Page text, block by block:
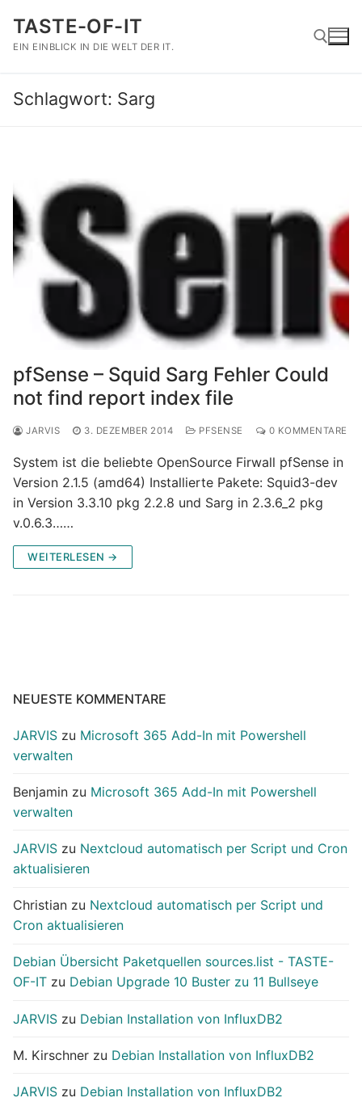
Inhalt
springen
TASTE-OF-IT
EIN EINBLICK IN DIE WELT DER IT.
Schlagwort: Sarg
pfSense – Squid Sarg Fehler Could
not find report index file
JARVIS 3. DEZEMBER 2014 PFSENSE 0 KOMMENTARE
System ist die beliebte OpenSource Firwall pfSense in
Version 2.1.5 (amd64) Installierte Pakete: Squid3-dev
in Version 3.3.10 pkg 2.2.8 und Sarg in 2.3.6_2 pkg
v.0.6.3……
WEITERLESEN →
NEUESTE KOMMENTARE
JARVIS zu Microsoft 365 Add-In mit Powershell
verwalten
Benjamin zu Microsoft 365 Add-In mit Powershell
verwalten
JARVIS zu Nextcloud automatisch per Script und Cron
aktualisieren
Christian zu Nextcloud automatisch per Script und
Cron aktualisieren
Debian Übersicht Paketquellen sources.list - TASTE-
OF-IT zu Debian Upgrade 10 Buster zu 11 Bullseye
JARVIS zu Debian Installation von InfluxDB2
M. Kirschner zu Debian Installation von InfluxDB2
JARVIS zu Debian Installation von InfluxDB2